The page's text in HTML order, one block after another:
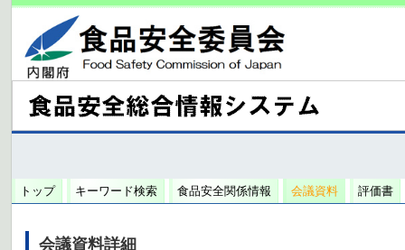
トップ キーワード検索 食品安全関係情報 会議資料 評価書
会議資料詳細